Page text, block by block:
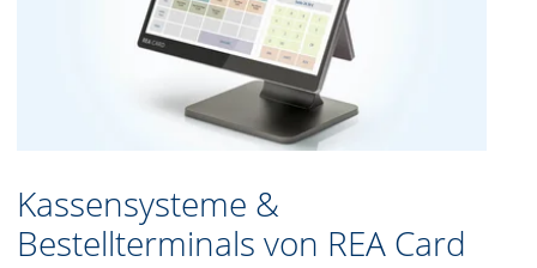
Kassensysteme &
Bestellterminals von REA Card